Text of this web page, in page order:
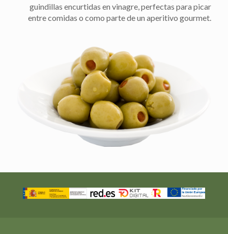
guindillas encurtidas en vinagre, perfectas para picar
entre comidas o como parte de un aperitivo gourmet.